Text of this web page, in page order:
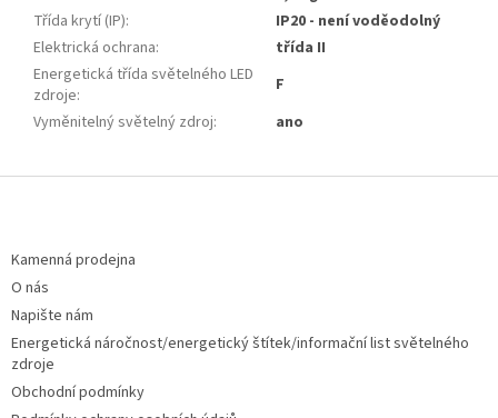
Třída krytí (IP):
IP20 - není voděodolný
Elektrická ochrana:
třída II
Energetická třída světelného LED
zdroje:
F
Vyměnitelný světelný zdroj: ano
Kamenná prodejna
O nás
Napište nám
Energetická náročnost/energetický štítek/informační list světelného
zdroje
Obchodní podmínky